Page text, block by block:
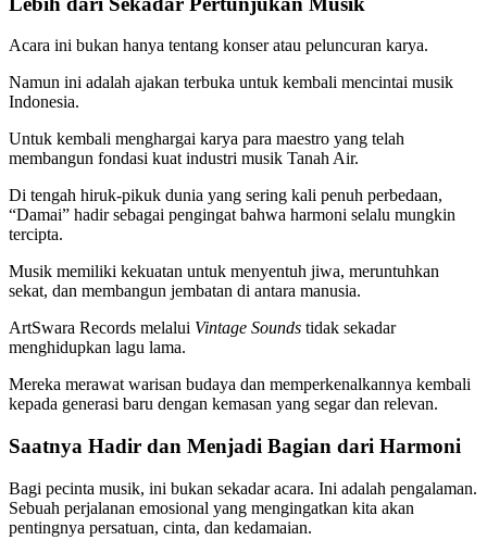
Acara ini bukan hanya tentang konser atau peluncuran karya.
Namun ini adalah ajakan terbuka untuk kembali mencintai musik
Indonesia.
Untuk kembali menghargai karya para maestro yang telah
membangun fondasi kuat industri musik Tanah Air.
Di tengah hiruk-pikuk dunia yang sering kali penuh perbedaan,
“Damai” hadir sebagai pengingat bahwa harmoni selalu mungkin
tercipta.
Musik memiliki kekuatan untuk menyentuh jiwa, meruntuhkan
sekat, dan membangun jembatan di antara manusia.
ArtSwara Records melalui Vintage Sounds tidak sekadar
menghidupkan lagu lama.
Mereka merawat warisan budaya dan memperkenalkannya kembali
kepada generasi baru dengan kemasan yang segar dan relevan.
Saatnya Hadir dan Menjadi Bagian dari Harmoni
Bagi pecinta musik, ini bukan sekadar acara. Ini adalah pengalaman.
Sebuah perjalanan emosional yang mengingatkan kita akan
pentingnya persatuan, cinta, dan kedamaian.